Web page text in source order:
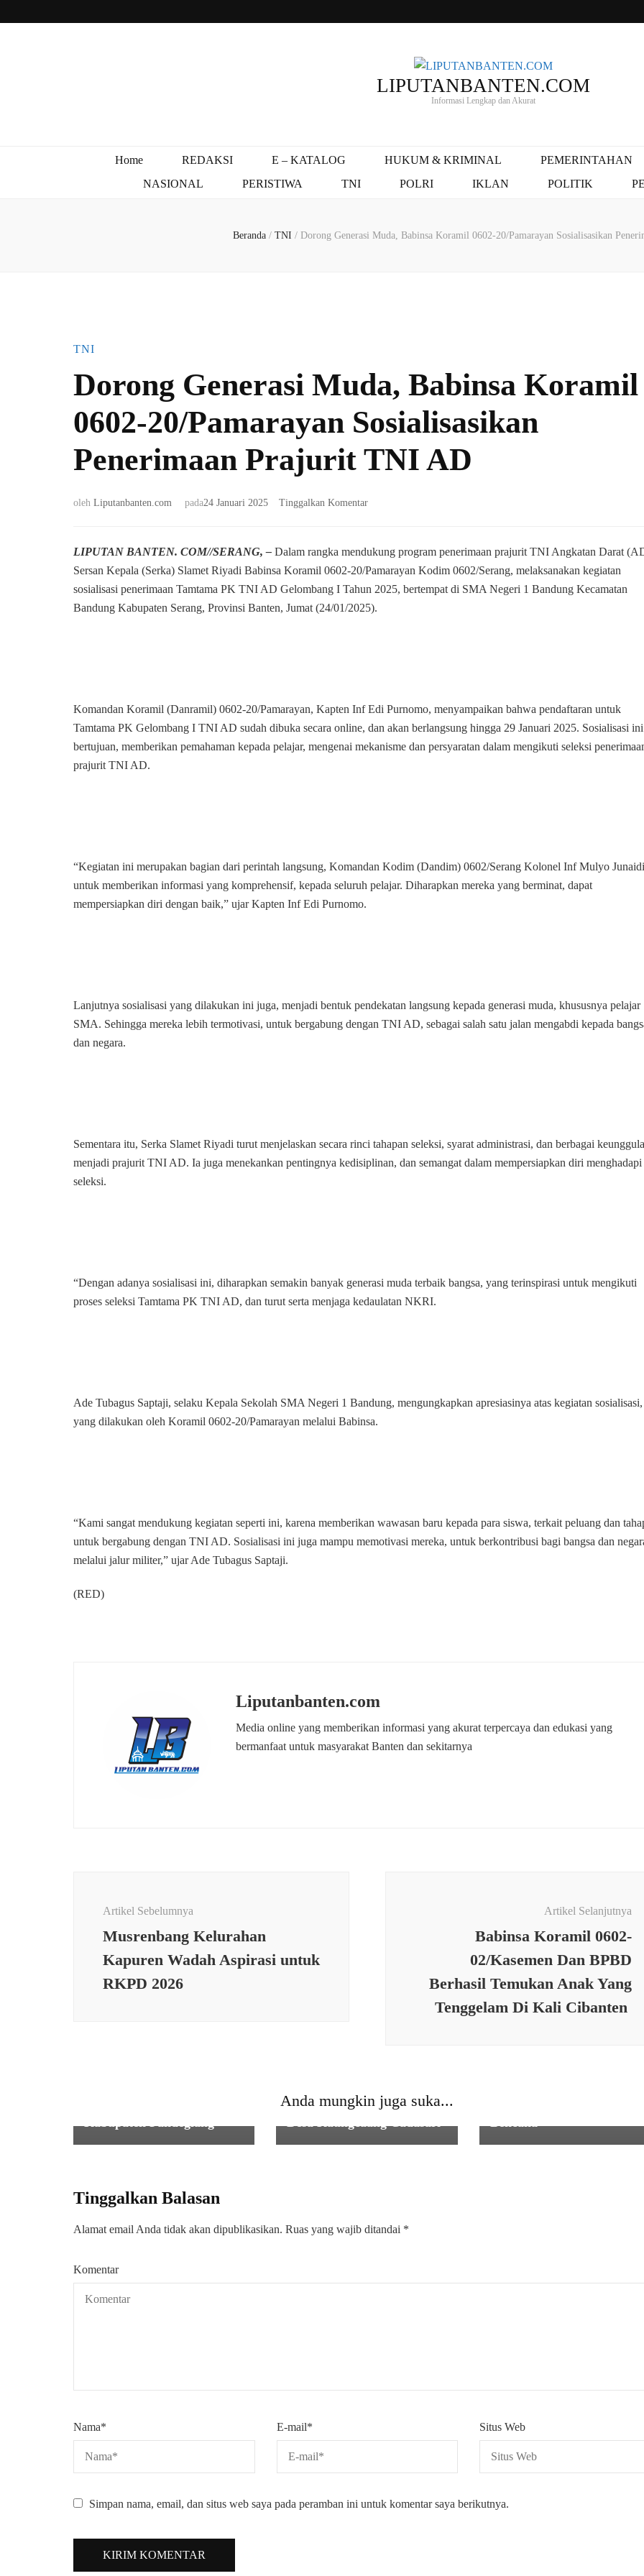
LIPUTANBANTEN.COM
Informasi Lengkap dan Akurat
Home REDAKSI E – KATALOG HUKUM & KRIMINAL
PEMERINTAHAN
NASIONAL
PERISTIWA TNI POLRI IKLAN POLITIK
Beranda / TNI / Dorong Generasi Muda, Babinsa Koramil 0602-20/Pamarayan Sosialisasikan
TNI
Dorong Generasi Muda, Babinsa Koramil
0602-20/Pamarayan Sosialisasikan
Penerimaan Prajurit TNI AD
oleh Liputanbanten.com pada24 Januari 2025 Tinggalkan Komentarpada
Muda,
Koramil
0602-
20/Pamarayan
LIPUTAN BANTEN. COM//SERANG, – Dalam rangka mendukung program penerimaan prajurit TNI Angkatan Darat
Sersan Kepala (Serka) Slamet Riyadi Babinsa Koramil 0602-20/Pamarayan Kodim 0602/Serang, melaksanakan kegiatan
sosialisasi penerimaan Tamtama PK TNI AD Gelombang I Tahun 2025, bertempat di SMA Negeri 1 Bandung Kecamatan
Bandung Kabupaten Serang, Provinsi Banten, Jumat (24/01/2025).
Komandan Koramil (Danramil) 0602-20/Pamarayan, Kapten Inf Edi Purnomo, menyampaikan bahwa pendaftaran untuk
Tamtama PK Gelombang I TNI AD sudah dibuka secara online, dan akan berlangsung hingga 29 Januari 2025. Sosialisasi ini
bertujuan, memberikan pemahaman kepada pelajar, mengenai mekanisme dan persyaratan dalam mengikuti seleksi
prajurit TNI AD.
“Kegiatan ini merupakan bagian dari perintah langsung, Komandan Kodim (Dandim) 0602/Serang Kolonel Inf Mulyo
untuk memberikan informasi yang komprehensif, kepada seluruh pelajar. Diharapkan mereka yang berminat, dapat
mempersiapkan diri dengan baik,” ujar Kapten Inf Edi Purnomo.
Lanjutnya sosialisasi yang dilakukan ini juga, menjadi bentuk pendekatan langsung kepada generasi muda, khususnya pelajar
SMA. Sehingga mereka lebih termotivasi, untuk bergabung dengan TNI AD, sebagai salah satu jalan mengabdi kepada
dan negara.
Sementara itu, Serka Slamet Riyadi turut menjelaskan secara rinci tahapan seleksi, syarat administrasi, dan berbagai
menjadi prajurit TNI AD. Ia juga menekankan pentingnya kedisiplinan, dan semangat dalam mempersiapkan diri menghadapi
seleksi.
“Dengan adanya sosialisasi ini, diharapkan semakin banyak generasi muda terbaik bangsa, yang terinspirasi untuk mengikuti
proses seleksi Tamtama PK TNI AD, dan turut serta menjaga kedaulatan NKRI.
Ade Tubagus Saptaji, selaku Kepala Sekolah SMA Negeri 1 Bandung, mengungkapkan apresiasinya atas kegiatan sosialisasi,
yang dilakukan oleh Koramil 0602-20/Pamarayan melalui Babinsa.
“Kami sangat mendukung kegiatan seperti ini, karena memberikan wawasan baru kepada para siswa, terkait peluang dan
untuk bergabung dengan TNI AD. Sosialisasi ini juga mampu memotivasi mereka, untuk berkontribusi bagi bangsa dan
melalui jalur militer,” ujar Ade Tubagus Saptaji.
(RED)
Liputanbanten.com
Media online yang memberikan informasi yang akurat terpercaya dan edukasi yang
bermanfaat untuk masyarakat Banten dan sekitarnya
Artikel Sebelumnya
Musrenbang Kelurahan
Kapuren Wadah Aspirasi untuk
RKPD 2026
Artikel Selanjutnya
Babinsa Koramil 0602-
02/Kasemen Dan BPBD
Berhasil Temukan Anak Yang
Tenggelam Di Kali Cibanten
Anda mungkin juga suka...
KESEHATAN,PEMERINTAHAN,PENDIDIKAN
Babinsa Koramil
0107/Saketi Kodim
Poktan Taman Jaya 2 di
PEMERINTAHAN,
Tinggalkan Balasan
Alamat email Anda tidak akan dipublikasikan. Ruas yang wajib ditandai *
Komentar
Nama* E-mail* Situs Web
Simpan nama, email, dan situs web saya pada peramban ini untuk komentar saya berikutnya.